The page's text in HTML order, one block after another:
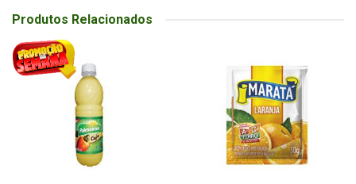
Produtos Relacionados